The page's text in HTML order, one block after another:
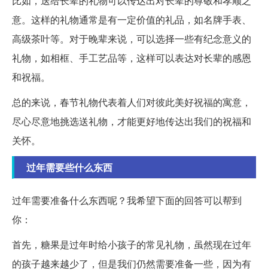
意。这样的礼物通常是有一定价值的礼品，如名牌手表、
高级茶叶等。对于晚辈来说，可以选择一些有纪念意义的
礼物，如相框、手工艺品等，这样可以表达对长辈的感恩
和祝福。
总的来说，春节礼物代表着人们对彼此美好祝福的寓意，
尽心尽意地挑选送礼物，才能更好地传达出我们的祝福和
关怀。
过年需要些什么东西
过年需要准备什么东西呢？我希望下面的回答可以帮到
你：
首先，糖果是过年时给小孩子的常见礼物，虽然现在过年
的孩子越来越少了，但是我们仍然需要准备一些，因为有